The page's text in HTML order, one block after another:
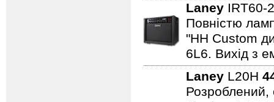
Laney IRT60-
Повністю
"HH Custom
6L6. Вихід з
Laney L20H
Розроблений,